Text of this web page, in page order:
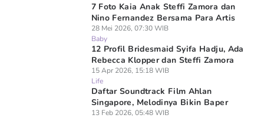
7 Foto Kaia Anak Steffi Zamora dan
Nino Fernandez Bersama Para Artis
28 Mei 2026, 07:30 WIB
Baby
12 Profil Bridesmaid Syifa Hadju, Ada
Rebecca Klopper dan Steffi Zamora
15 Apr 2026, 15:18 WIB
Life
Daftar Soundtrack Film Ahlan
Singapore, Melodinya Bikin Baper
13 Feb 2026, 05:48 WIB